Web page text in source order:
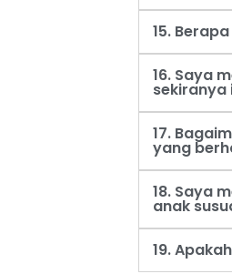
15.
16. Saya
sekiranya
17.
yang
18. Saya
anak
19.